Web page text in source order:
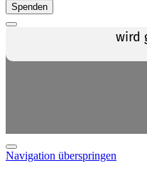
Spenden
Navigation überspringen